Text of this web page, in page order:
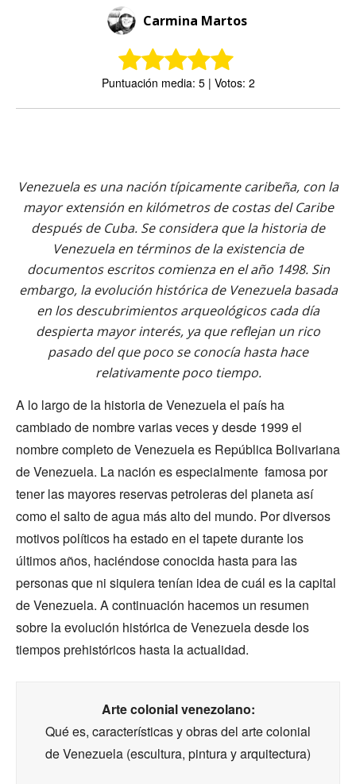
Carmina Martos
Puntuación media: 5 | Votos: 2
Venezuela es una nación típicamente caribeña, con la
mayor extensión en kilómetros de costas del Caribe
después de Cuba. Se considera que la historia de
Venezuela en términos de la existencia de
documentos escritos comienza en el año 1498. Sin
embargo, la evolución histórica de Venezuela basada
en los descubrimientos arqueológicos cada día
despierta mayor interés, ya que reflejan un rico
pasado del que poco se conocía hasta hace
relativamente poco tiempo.
A lo largo de la historia de Venezuela el país ha
cambiado de nombre varias veces y desde 1999 el
nombre completo de Venezuela es República Bolivariana
de Venezuela. La nación es especialmente famosa por
tener las mayores reservas petroleras del planeta así
como el salto de agua más alto del mundo. Por diversos
motivos políticos ha estado en el tapete durante los
últimos años, haciéndose conocida hasta para las
personas que ni siquiera tenían idea de cuál es la capital
de Venezuela. A continuación hacemos un resumen
sobre la evolución histórica de Venezuela desde los
tiempos prehistóricos hasta la actualidad.
Arte colonial venezolano:
Qué es, características y obras del arte colonial
de Venezuela (escultura, pintura y arquitectura)